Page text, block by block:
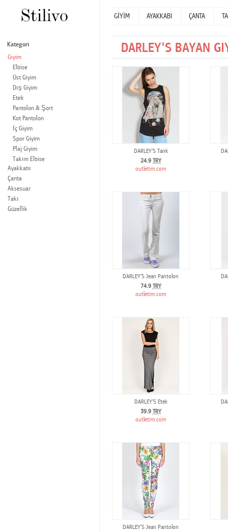
GİYİM AYAKKABI ÇANTA
DARLEY'S BAYAN
DARLEY‘S Tank
24.9 TRY
outletim.com
DARLEY‘S Jean Pantolon
74.9 TRY
outletim.com
DARLEY‘S Etek
39.9 TRY
outletim.com
DARLEY‘S Jean Pantolon
Kategori
Giyim
Elbise
Üst Giyim
Dış Giyim
Etek
Pantolon & Şort
Kot Pantolon
İç Giyim
Spor Giyim
Plaj Giyim
Takım Elbise
Ayakkabı
Çanta
Aksesuar
Takı
Güzellik